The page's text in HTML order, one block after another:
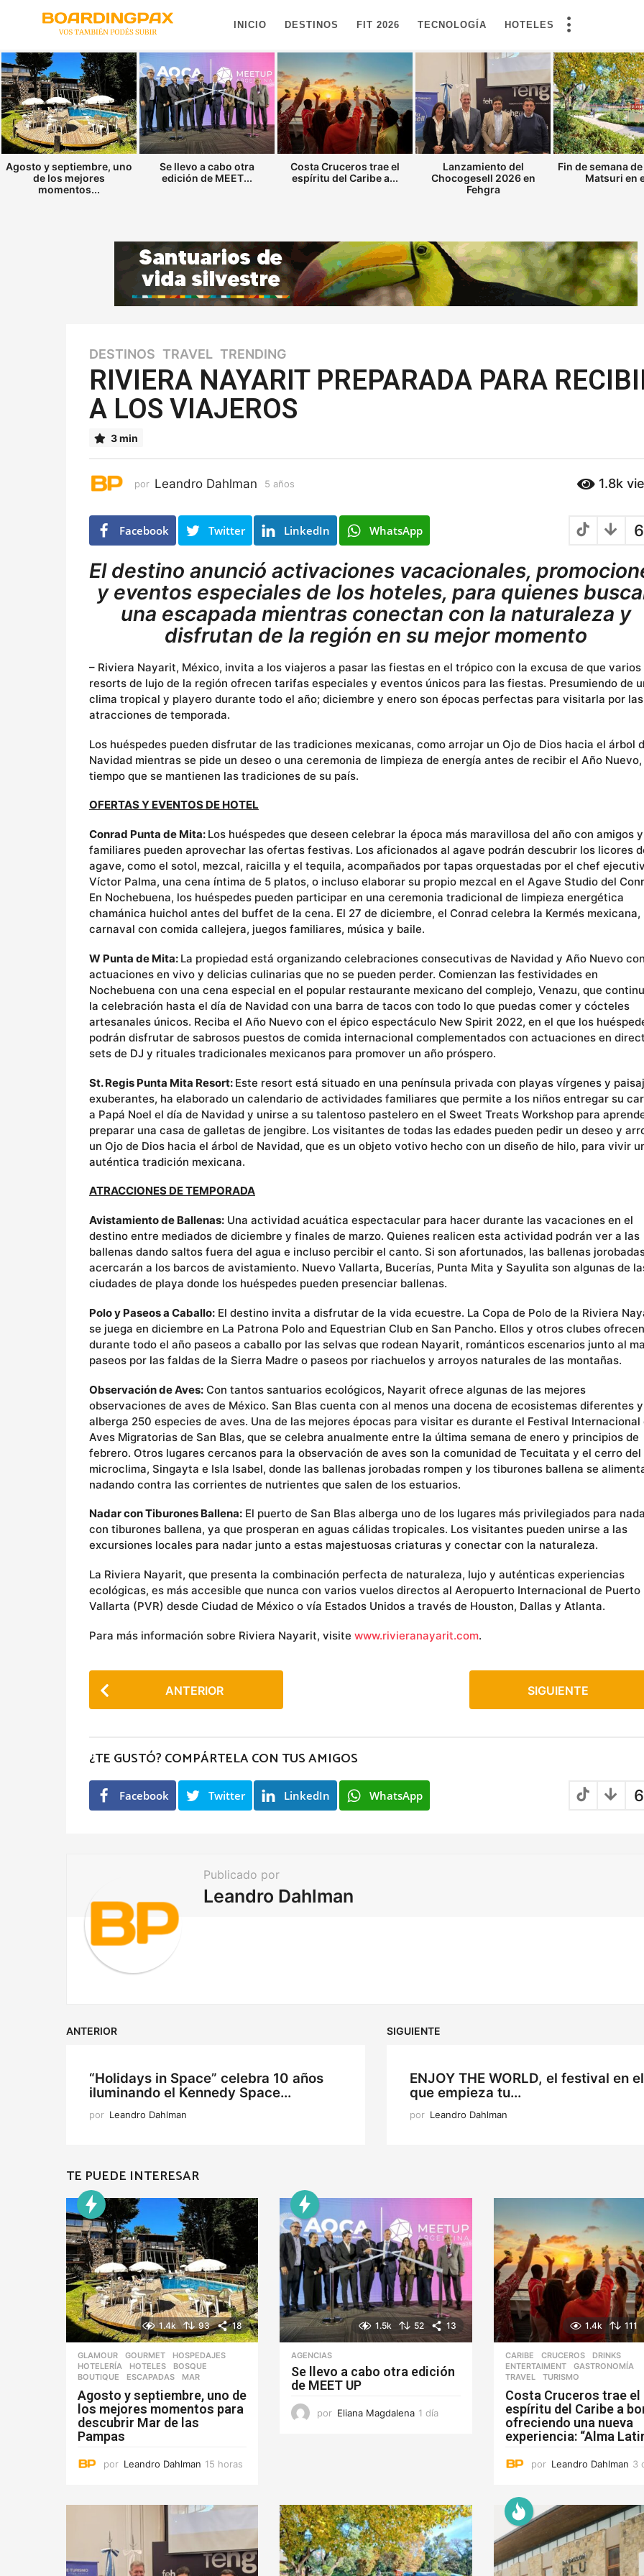
INICIO DESTINOS FIT 2026 TECNOLOGÍA HOTELES
Agosto y septiembre, uno
de los mejores
momentos...
Se llevo a cabo otra
edición de MEET...
Costa Cruceros trae el
espíritu del Caribe a...
Lanzamiento del
Chocogesell 2026 en
Fehgra
Fin de semana
Matsuri en
5
a
ñ
o
s
5
o
DESTINOS ,TRAVEL ,TRENDING
RIVIERA NAYARIT PREPARADA PARA
A LOS VIAJEROS
3 min
por Leandro Dahlman 5 años
s
1.8k
Facebook Twitter LinkedIn WhatsApp
El destino anunció activaciones vacacionales,
y eventos especiales de los hoteles, para quienes
una escapada mientras conectan con la naturaleza y
disfrutan de la región en su mejor momento
– Riviera Nayarit, México, invita a los viajeros a pasar las fiestas en el trópico con la excusa de que varios
resorts de lujo de la región ofrecen tarifas especiales y eventos únicos para las fiestas. Presumiendo de
clima tropical y playero durante todo el año; diciembre y enero son épocas perfectas para visitarla por las
atracciones de temporada.
Los huéspedes pueden disfrutar de las tradiciones mexicanas, como arrojar un Ojo de Dios hacia el árbol
Navidad mientras se pide un deseo o una ceremonia de limpieza de energía antes de recibir el Año
tiempo que se mantienen las tradiciones de su país.
OFERTAS Y EVENTOS DE HOTEL
Conrad Punta de Mita: Los huéspedes que deseen celebrar la época más maravillosa del año con amigos y
familiares pueden aprovechar las ofertas festivas. Los aficionados al agave podrán descubrir los licores
agave, como el sotol, mezcal, raicilla y el tequila, acompañados por tapas orquestadas por el chef
Víctor Palma, una cena íntima de 5 platos, o incluso elaborar su propio mezcal en el Agave Studio del
En Nochebuena, los huéspedes pueden participar en una ceremonia tradicional de limpieza energética
chamánica huichol antes del buffet de la cena. El 27 de diciembre, el Conrad celebra la Kermés mexicana,
carnaval con comida callejera, juegos familiares, música y baile.
W Punta de Mita: La propiedad está organizando celebraciones consecutivas de Navidad y Año Nuevo
actuaciones en vivo y delicias culinarias que no se pueden perder. Comienzan las festividades en
Nochebuena con una cena especial en el popular restaurante mexicano del complejo, Venazu, que
la celebración hasta el día de Navidad con una barra de tacos con todo lo que puedas comer y cócteles
artesanales únicos. Reciba el Año Nuevo con el épico espectáculo New Spirit 2022, en el que los
podrán disfrutar de sabrosos puestos de comida internacional complementados con actuaciones en
sets de DJ y rituales tradicionales mexicanos para promover un año próspero.
St. Regis Punta Mita Resort: Este resort está situado en una península privada con playas vírgenes y
exuberantes, ha elaborado un calendario de actividades familiares que permite a los niños entregar su
a Papá Noel el día de Navidad y unirse a su talentoso pastelero en el Sweet Treats Workshop para
preparar una casa de galletas de jengibre. Los visitantes de todas las edades pueden pedir un deseo y
un Ojo de Dios hacia el árbol de Navidad, que es un objeto votivo hecho con un diseño de hilo, para vivir
auténtica tradición mexicana.
ATRACCIONES DE TEMPORADA
Avistamiento de Ballenas: Una actividad acuática espectacular para hacer durante las vacaciones en el
destino entre mediados de diciembre y finales de marzo. Quienes realicen esta actividad podrán ver a las
ballenas dando saltos fuera del agua e incluso percibir el canto. Si son afortunados, las ballenas
acercarán a los barcos de avistamiento. Nuevo Vallarta, Bucerías, Punta Mita y Sayulita son algunas de
ciudades de playa donde los huéspedes pueden presenciar ballenas.
Polo y Paseos a Caballo: El destino invita a disfrutar de la vida ecuestre. La Copa de Polo de la Riviera
se juega en diciembre en La Patrona Polo and Equestrian Club en San Pancho. Ellos y otros clubes ofrecen
durante todo el año paseos a caballo por las selvas que rodean Nayarit, románticos escenarios junto al
paseos por las faldas de la Sierra Madre o paseos por riachuelos y arroyos naturales de las montañas.
Observación de Aves: Con tantos santuarios ecológicos, Nayarit ofrece algunas de las mejores
observaciones de aves de México. San Blas cuenta con al menos una docena de ecosistemas diferentes y
alberga 250 especies de aves. Una de las mejores épocas para visitar es durante el Festival Internacional
Aves Migratorias de San Blas, que se celebra anualmente entre la última semana de enero y principios de
febrero. Otros lugares cercanos para la observación de aves son la comunidad de Tecuitata y el cerro del
microclima, Singayta e Isla Isabel, donde las ballenas jorobadas rompen y los tiburones ballena se
nadando contra las corrientes de nutrientes que salen de los estuarios.
Nadar con Tiburones Ballena: El puerto de San Blas alberga uno de los lugares más privilegiados para
con tiburones ballena, ya que prosperan en aguas cálidas tropicales. Los visitantes pueden unirse a las
excursiones locales para nadar junto a estas majestuosas criaturas y conectar con la naturaleza.
La Riviera Nayarit, que presenta la combinación perfecta de naturaleza, lujo y auténticas experiencias
ecológicas, es más accesible que nunca con varios vuelos directos al Aeropuerto Internacional de Puerto
Vallarta (PVR) desde Ciudad de México o vía Estados Unidos a través de Houston, Dallas y Atlanta.
Para más información sobre Riviera Nayarit, visite www.rivieranayarit.com.
o
P
a
g
t
o
n
ANTERIOR SIGUIENTE
¿TE GUSTÓ? COMPÁRTELA CON TUS AMIGOS
Facebook Twitter LinkedIn WhatsApp
Publicado por
Leandro Dahlman
ANTERIOR
“Holidays in Space” celebra 10 años
iluminando el Kennedy Space...
por Leandro Dahlman
SIGUIENTE
ENJOY THE WORLD, el festival en el
que empieza tu...
por Leandro Dahlman
TE PUEDE INTERESAR
1.4k 93 18
GLAMOUR ,GOURMET ,HOSPEDAJES
HOTELERÍA
,HOTELES BOSQUE
BOUTIQUE
,ESCAPADAS ,MAR
Agosto y septiembre, uno de
los mejores momentos para
descubrir Mar de las
Pampas
por Leandro Dahlman 15 horas
o
a
1.5k 52 13
AGENCIAS
Se llevo a cabo otra edición
de MEET UP
por Eliana Magdalena 1 día
1.4k 111
CARIBE ,CRUCEROS ,DRINKS
ENTERTAIMENT
,GASTRONOMÍA
TRAVEL
,TURISMO
Costa Cruceros trae el
espíritu del Caribe a
ofreciendo una nueva
experiencia: “Alma
por Leandro Dahlman 3